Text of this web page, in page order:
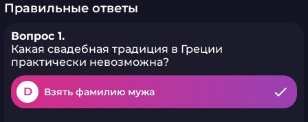
Правильные ответы
Вопрос 1.
Какая свадебная традиция в Греции
практически невозможна?
D Взять фамилию мужа